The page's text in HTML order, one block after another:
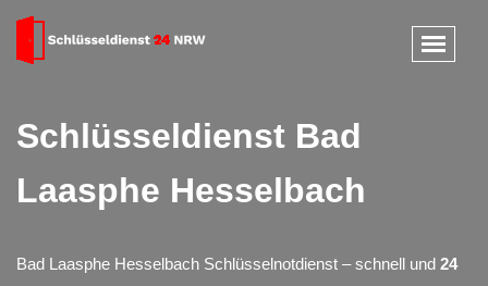
Schlüsseldienst Bad
Laasphe Hesselbach
Bad Laasphe Hesselbach Schlüsselnotdienst – schnell und 24